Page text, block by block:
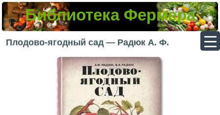
Библиотека Фермера
Плодово-ягодный сад — Радюк А. Ф.